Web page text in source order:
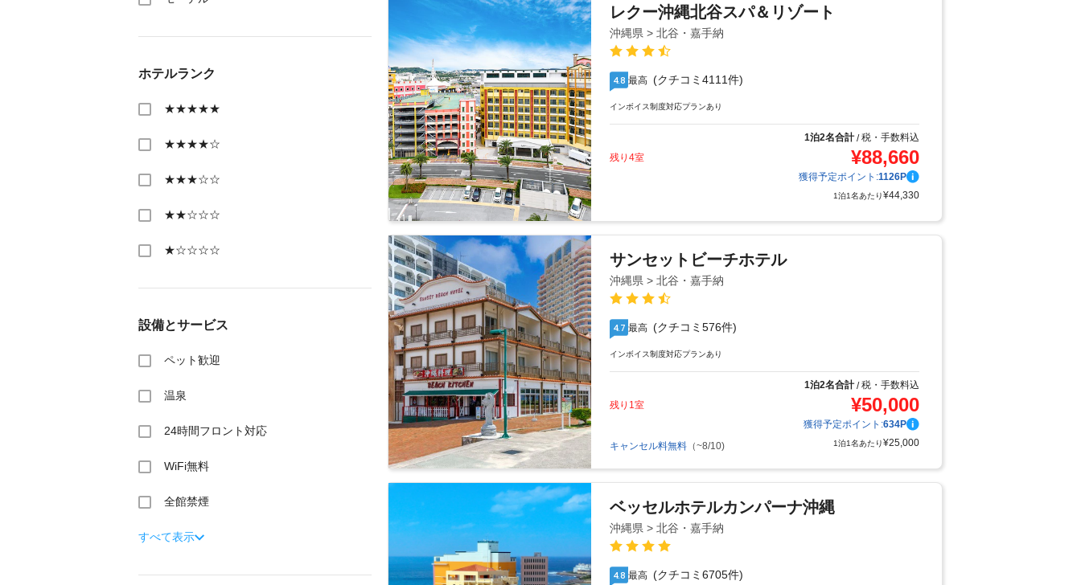
ホテルランク
★★★★★
★★★★☆
★★★☆☆
★★☆☆☆
★☆☆☆☆
設備とサービス
ペット歓迎
温泉
24時間フロント対応
WiFi無料
全館禁煙
すべて表示
レクー沖縄北谷スパ＆リゾート
沖縄県 > 北谷・嘉手納
4.8 最高 (クチコミ4111件)
インボイス制度対応プランあり
1泊2名合計/税・手数料込
残り4室
¥88,660
獲得予定ポイント:1126P
1泊1名あたり¥44,330
サンセットビーチホテル
沖縄県 > 北谷・嘉手納
4.7 最高 (クチコミ576件)
インボイス制度対応プランあり
1泊2名合計/税・手数料込
残り1室
¥50,000
獲得予定ポイント:634P
キャンセル料無料 （~8/10) 1泊1名あたり¥25,000
ベッセルホテルカンパーナ沖縄
沖縄県 > 北谷・嘉手納
4.8 最高 (クチコミ6705件)